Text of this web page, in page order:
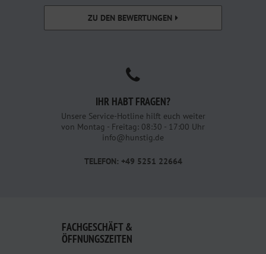
ZU DEN BEWERTUNGEN
IHR HABT FRAGEN?
Unsere Service-Hotline hilft euch weiter
von Montag - Freitag: 08:30 - 17:00 Uhr
info@hunstig.de
TELEFON: +49 5251 22664
FACHGESCHÄFT &
ÖFFNUNGSZEITEN